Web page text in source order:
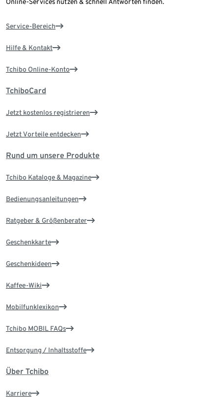
Online-Services nutzen & schnell Antworten finden.
Service-Bereich
Hilfe & Kontakt
Tchibo Online-Konto
TchiboCard
Jetzt kostenlos registrieren
Jetzt Vorteile entdecken
Rund um unsere Produkte
Tchibo Kataloge & Magazine
Bedienungsanleitungen
Ratgeber & Größenberater
Geschenkkarte
Geschenkideen
Kaffee-Wiki
Mobilfunklexikon
Tchibo MOBIL FAQs
Entsorgung / Inhaltsstoffe
Über Tchibo
Karriere